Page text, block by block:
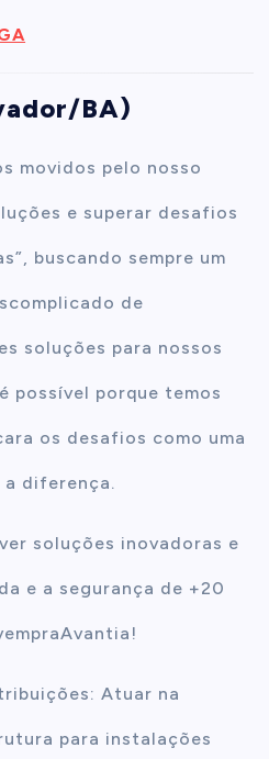
BA)
movidos pelo nosso
e superar desafios
buscando sempre um
de
soluções para nossos
possível porque temos
os desafios como uma
diferença.
soluções inovadoras e
e a segurança de +20
Atuar na
para instalações